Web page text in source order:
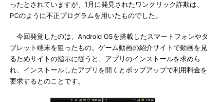
ったとされていますが、1月に発見されたワンクリック詐欺は、
PCのように不正プログラムを用いたものでした。
今回発覚したのは、Android OSを搭載したスマートフォンやタ
ブレット端末を狙ったもの。ゲーム動画の紹介サイトで動画を見
るためサイトの指示に従うと、アプリのインストールを求めら
れ、インストールしたアプリを開くとポップアップで利用料金を
要求するとのことです。